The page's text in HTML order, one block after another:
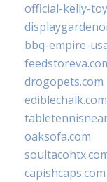
official-kelly-
bbq-empire-
drogopets.com
ediblechalk.com
oaksofa.com
capishcaps.com